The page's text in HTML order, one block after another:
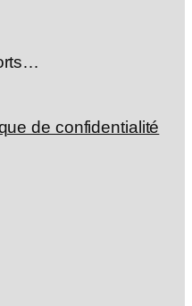
de confidentialité